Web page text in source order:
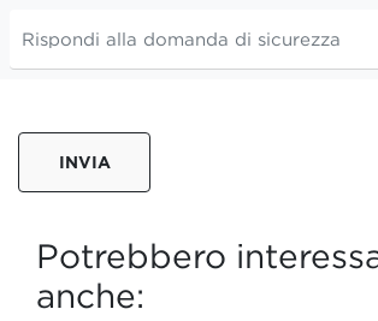
INVIA
Potrebbero
anche: